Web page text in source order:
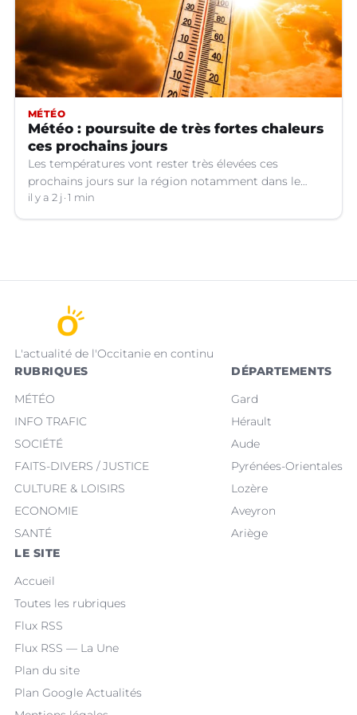
MÉTÉO
Météo : poursuite de très fortes chaleurs
ces prochains jours
Les températures vont rester très élevées ces
prochains jours sur la région notamment dans le
Languedoc.
il y a 2 j 1 min
L'actualité de l'Occitanie en continu
RUBRIQUES
MÉTÉO
INFO TRAFIC
SOCIÉTÉ
FAITS-DIVERS / JUSTICE
CULTURE & LOISIRS
ECONOMIE
SANTÉ
DÉPARTEMENTS
Gard
Hérault
Aude
Pyrénées-Orientales
Lozère
Aveyron
Ariège
LE SITE
Accueil
Toutes les rubriques
Flux RSS
Flux RSS — La Une
Plan du site
Plan Google Actualités